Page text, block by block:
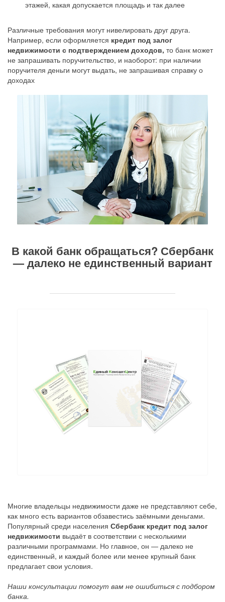
этажей, какая допускается площадь и так далее
Различные требования могут нивелировать друг друга.
Например, если оформляется кредит под залог
недвижимости с подтверждением доходов, то банк может
не запрашивать поручительство, и наоборот: при наличии
поручителя деньги могут выдать, не запрашивая справку о
доходах
В какой банк обращаться? Сбербанк
— далеко не единственный вариант
Многие владельцы недвижимости даже не представляют себе,
как много есть вариантов обзавестись заёмными деньгами.
Популярный среди населения Сбербанк кредит под залог
недвижимости выдаёт в соответствии с несколькими
различными программами. Но главное, он — далеко не
единственный, и каждый более или менее крупный банк
предлагает свои условия.
Наши консультации помогут вам не ошибиться с подбором
банка.